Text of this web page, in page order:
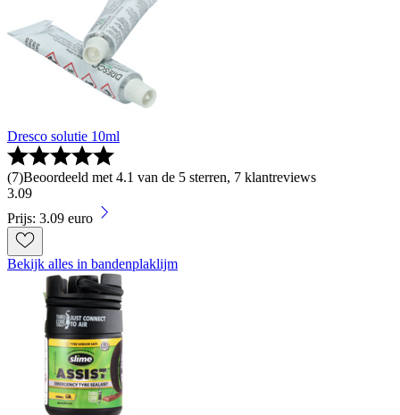
Dresco solutie 10ml
(7)Beoordeeld met 4.1 van de 5 sterren, 7 klantreviews
3.09
Prijs: 3.09 euro
Bekijk alles in bandenplaklijm